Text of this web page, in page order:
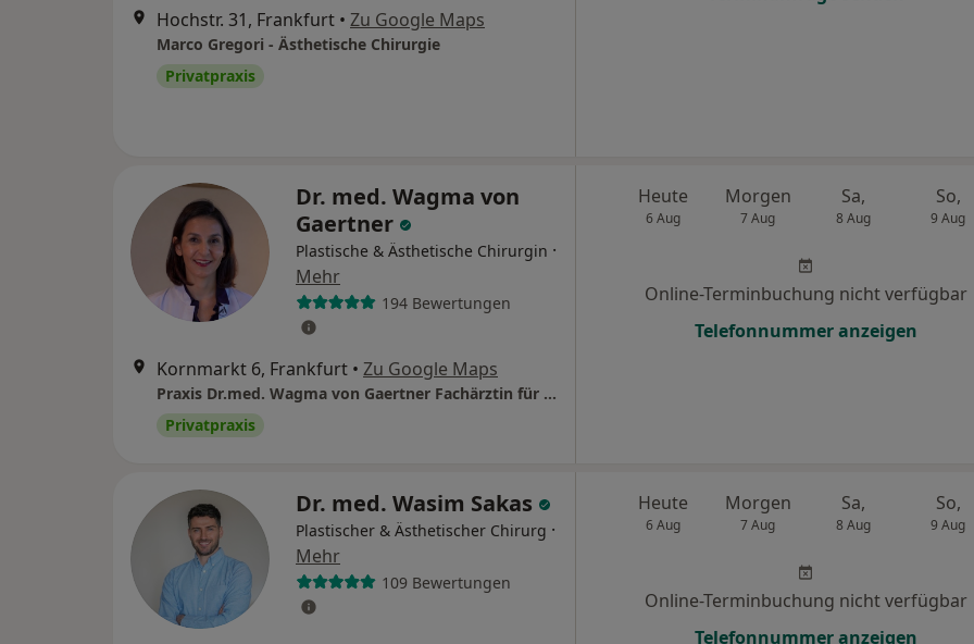
Hochstr. 31, Frankfurt • Zu Google Maps
Marco Gregori - Ästhetische Chirurgie
Privatpraxis
Dr. med. Wagma von
Gaertner
Plastische & Ästhetische Chirurgin ·
Mehr
194 Bewertungen
Kornmarkt 6, Frankfurt • Zu Google Maps
Praxis Dr.med. Wagma von Gaertner Fachärztin für Plastische und Ästhetische Chirurgie
Privatpraxis
Heute
6 Aug
Morgen
7 Aug
Sa,
8 Aug
So,
9 Aug
Online-Terminbuchung nicht verfügbar
Telefonnummer anzeigen
Dr. med. Wasim Sakas
Plastischer & Ästhetischer Chirurg ·
Mehr
109 Bewertungen
Heute
6 Aug
Morgen
7 Aug
Sa,
8 Aug
So,
9 Aug
Online-Terminbuchung nicht verfügbar
Telefonnummer anzeigen